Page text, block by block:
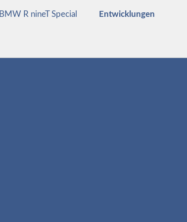
BMW R nineT Special Entwicklungen